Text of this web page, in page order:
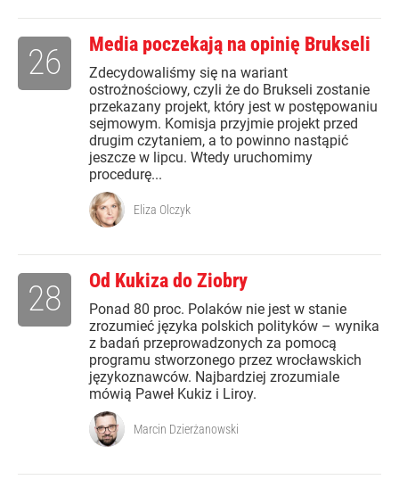
Media poczekają na opinię Brukseli
Zdecydowaliśmy się na wariant
ostrożnościowy, czyli że do Brukseli zostanie
przekazany projekt, który jest w postępowaniu
sejmowym. Komisja przyjmie projekt przed
drugim czytaniem, a to powinno nastąpić
jeszcze w lipcu. Wtedy uruchomimy
procedurę...
26
Eliza Olczyk
Od Kukiza do Ziobry
Ponad 80 proc. Polaków nie jest w stanie
zrozumieć języka polskich polityków – wynika
z badań przeprowadzonych za pomocą
programu stworzonego przez wrocławskich
językoznawców. Najbardziej zrozumiale
mówią Paweł Kukiz i Liroy.
28
Marcin Dzierżanowski